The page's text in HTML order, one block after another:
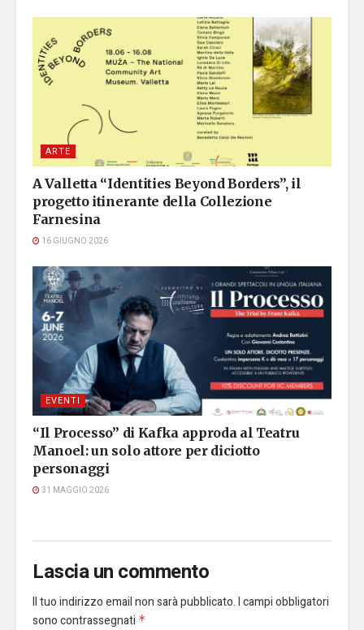
ARTE
A Valletta “Identities Beyond Borders”, il
progetto itinerante della Collezione
Farnesina
16 GIUGNO 2026
EVENTI
“Il Processo” di Kafka approda al Teatru
Manoel: un solo attore per diciotto
personaggi
31 MAGGIO 2026
Lascia un commento
Il tuo indirizzo email non sarà pubblicato.I campi obbligatori
sono contrassegnati *